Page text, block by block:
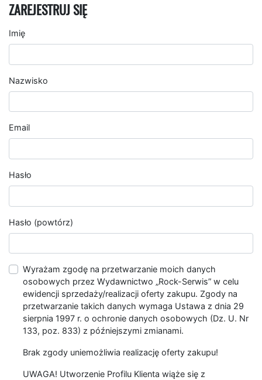
ZAREJESTRUJ SIĘ
Imię
Nazwisko
Email
Hasło
Hasło (powtórz)
Wyrażam zgodę na przetwarzanie moich danych
osobowych przez Wydawnictwo „Rock-Serwis” w celu
ewidencji sprzedaży/realizacji oferty zakupu. Zgody na
przetwarzanie takich danych wymaga Ustawa z dnia 29
sierpnia 1997 r. o ochronie danych osobowych (Dz. U. Nr
133, poz. 833) z późniejszymi zmianami.
Brak zgody uniemożliwia realizację oferty zakupu!
UWAGA! Utworzenie Profilu Klienta wiąże się z